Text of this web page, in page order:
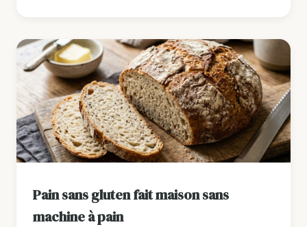
Pain sans gluten fait maison sans
machine à pain